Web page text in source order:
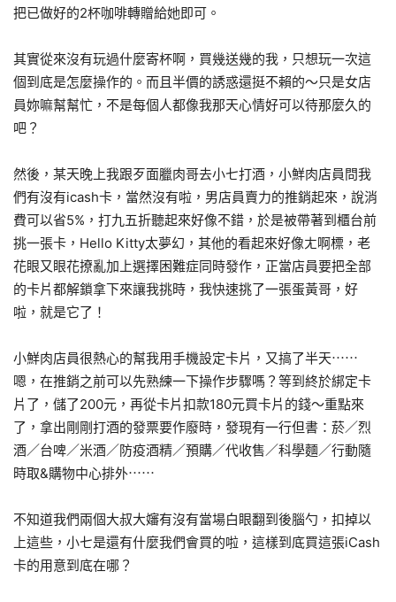
把已做好的2杯咖啡轉贈給她即可。
其實從來沒有玩過什麼寄杯啊，買幾送幾的我，只想玩一次這
個到底是怎麼操作的。而且半價的誘惑還挺不賴的～只是女店
員妳嘛幫幫忙，不是每個人都像我那天心情好可以待那麼久的
吧？
然後，某天晚上我跟歹面臘肉哥去小七打酒，小鮮肉店員問我
們有沒有icash卡，當然沒有啦，男店員賣力的推銷起來，說消
費可以省5%，打九五折聽起來好像不錯，於是被帶著到櫃台前
挑一張卡，Hello Kitty太夢幻，其他的看起來好像ㄤ啊標，老
花眼又眼花撩亂加上選擇困難症同時發作，正當店員要把全部
的卡片都解鎖拿下來讓我挑時，我快速挑了一張蛋黃哥，好
啦，就是它了！
小鮮肉店員很熱心的幫我用手機設定卡片，又搞了半天⋯⋯
嗯，在推銷之前可以先熟練一下操作步驟嗎？等到終於綁定卡
片了，儲了200元，再從卡片扣款180元買卡片的錢～重點來
了，拿出剛剛打酒的發票要作廢時，發現有一行但書：菸／烈
酒／台啤／米酒／防疫酒精／預購／代收售／科學麵／行動隨
時取&購物中心排外⋯⋯
不知道我們兩個大叔大嬸有沒有當場白眼翻到後腦勺，扣掉以
上這些，小七是還有什麼我們會買的啦，這樣到底買這張iCash
卡的用意到底在哪？